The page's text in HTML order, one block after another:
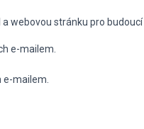
webovou stránku pro
e-mailem.
e-mailem.